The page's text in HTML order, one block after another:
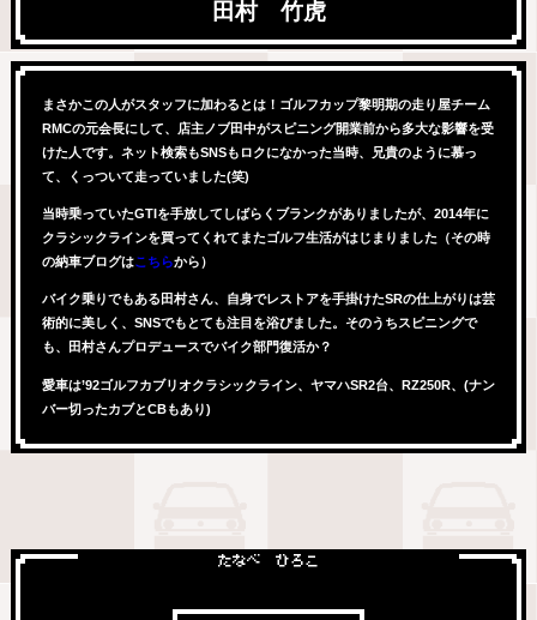
田村 竹虎
まさかこの人がスタッフに加わるとは！ゴルフカップ黎明期の走り屋チーム
RMCの元会長にして、店主ノブ田中がスピニング開業前から多大な影響を受
けた人です。ネット検索もSNSもロクになかった当時、兄貴のように慕っ
て、くっついて走っていました(笑)
当時乗っていたGTIを手放してしばらくブランクがありましたが、2014年に
クラシックラインを買ってくれてまたゴルフ生活がはじまりました（その時
の納車ブログはこちらから）
バイク乗りでもある田村さん、自身でレストアを手掛けたSRの仕上がりは芸
術的に美しく、SNSでもとても注目を浴びました。そのうちスピニングで
も、田村さんプロデュースでバイク部門復活か？
愛車は’92ゴルフカブリオクラシックライン、ヤマハSR2台、RZ250R、(ナン
バー切ったカブとCBもあり)
たなべ ひろこ